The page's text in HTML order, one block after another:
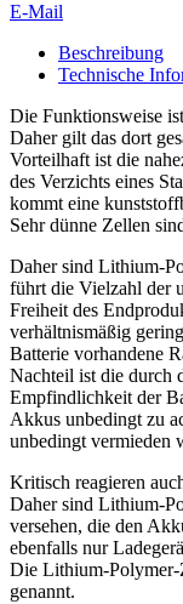
E-Mail
Beschreibung
Technische
Die Funktionsweise
Daher gilt das dort
Vorteilhaft ist die
des Verzichts eines
kommt eine
Sehr dünne Zellen
Daher sind Lithium-
führt die Vielzahl der
Freiheit des
verhältnismäßig
Batterie vorhandene
Nachteil ist die durch
Empfindlichkeit der
Akkus unbedingt zu
unbedingt vermieden
Kritisch reagieren
Daher sind Lithium-
versehen, die den
ebenfalls nur
Die Lithium-Polymer-
genannt.